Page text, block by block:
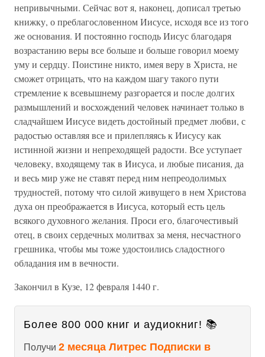
непривычными. Сейчас вот я, наконец, дописал третью
книжку, о преблагословенном Иисусе, исходя все из того
же основания. И постоянно господь Иисус благодаря
возрастанию веры все больше и больше говорил моему
уму и сердцу. Поистине никто, имея веру в Христа, не
сможет отрицать, что на каждом шагу такого пути
стремление к всевышнему разгорается и после долгих
размышлений и восхождений человек начинает только в
сладчайшем Иисусе видеть достойный предмет любви, с
радостью оставляя все и прилепляясь к Иисусу как
истинной жизни и непреходящей радости. Все уступает
человеку, входящему так в Иисуса, и любые писания, да
и весь мир уже не ставят перед ним непреодолимых
трудностей, потому что силой живущего в нем Христова
духа он преображается в Иисуса, который есть цель
всякого духовного желания. Проси его, благочестивый
отец, в своих сердечных молитвах за меня, несчастного
грешника, чтобы мы тоже удостоились сладостного
обладания им в вечности.
Закончил в Кузе, 12 февраля 1440 г.
Более 800 000 книг и аудиокниг! 📚
Получи 2 месяца Литрес Подписки в